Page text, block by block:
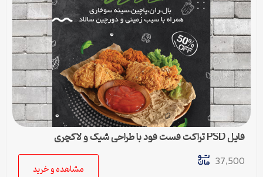
فایل PSD تراکت فست فود با طراحی شیک و لاکچری
37,500
مشاهده و خرید